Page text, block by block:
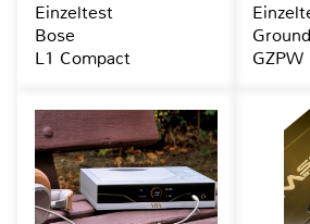
Einzeltest
Bose
L1 Compact
GZPW